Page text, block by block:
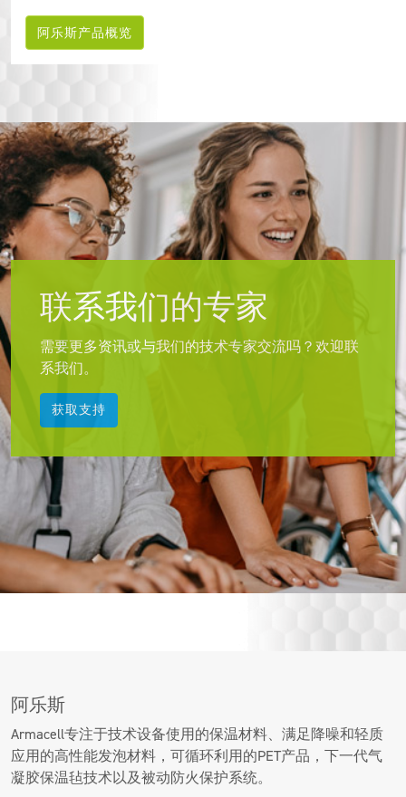
阿乐斯产品概览
联系我们的专家
需要更多资讯或与我们的技术专家交流吗？欢迎联
系我们。
获取支持
阿乐斯
Armacell专注于技术设备使用的保温材料、满足降噪和轻质
应用的高性能发泡材料，可循环利用的PET产品，下一代气
凝胶保温毡技术以及被动防火保护系统。